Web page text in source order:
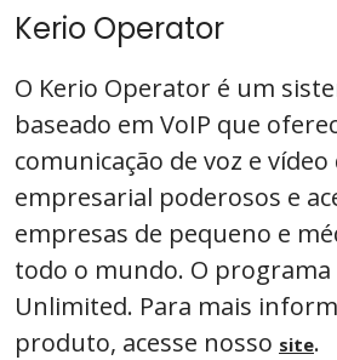
Kerio Operator
O Kerio Operator é um
baseado em VoIP que
comunicação de voz e vídeo
empresarial poderosos e
empresas de pequeno e
todo o mundo. O programa
Unlimited. Para mais
produto, acesse nosso site.